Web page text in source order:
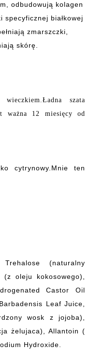
odbudowują kolagen
specyficznej białkowej
zmarszczki,
skórę.
szata
ważna 12 miesięcy od
cytrynowy.Mnie ten
(naturalny
oleju kokosowego),
Castor Oil
Leaf Juice,
wosk z jojoba),
żelujaca), Allantoin (
Hydroxide.